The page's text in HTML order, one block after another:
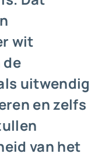
wit
de
uitwendig
en zelfs
van het